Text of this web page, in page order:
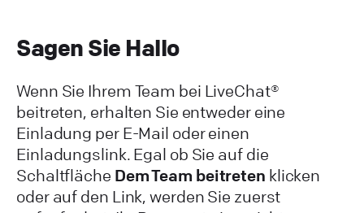
Sagen Sie Hallo
Wenn Sie Ihrem Team bei LiveChat®
beitreten, erhalten Sie entweder eine
Einladung per E-Mail oder einen
Einladungslink. Egal ob Sie auf die
Schaltfläche Dem Team beitreten klicken
oder auf den Link, werden Sie zuerst